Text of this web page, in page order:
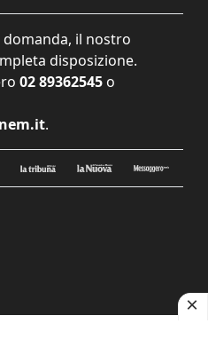
domanda, il nostro
disposizione.
02 89362545 o
.